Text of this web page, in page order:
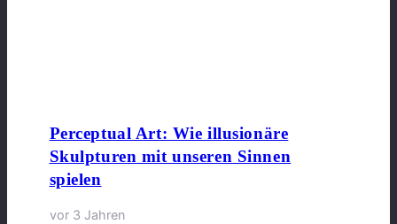
Perceptual Art: Wie illusionäre
Skulpturen mit unseren Sinnen
spielen
vor 3 Jahren